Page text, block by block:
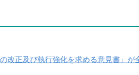
改正及び執行強化を求める意見書」が